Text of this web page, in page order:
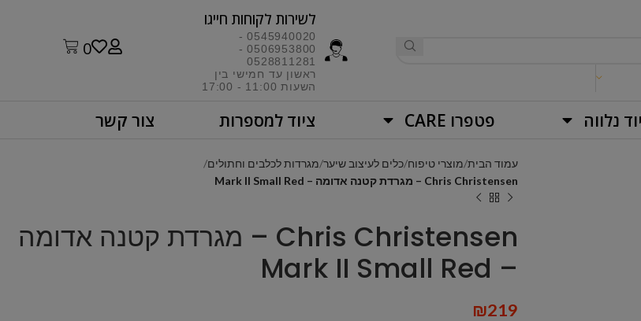
לשירות לקוחות חייגו​
0545940020 -
0506953800 -
0528811281
ראשון עד חמישי בין
השעות 11:00 - 17:00​
0
נלווה פטפרו CARE ציוד למספרות צור קשר
עמוד הבית מוצרי טיפוח כלים לעיצוב שיער מגרדות לכלבים וחתולים
Chris Christensen – מגרדת קטנה אדומה – Mark II Small Red
Chris Christensen – מגרדת קטנה אדומה
– Mark II Small Red
₪219